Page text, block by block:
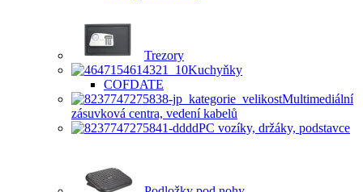
Trezory
Kuchyňky
COFDATE
Multimediální
zásuvková centra, vedení kabelů
PC vozíky, držáky, podstavce